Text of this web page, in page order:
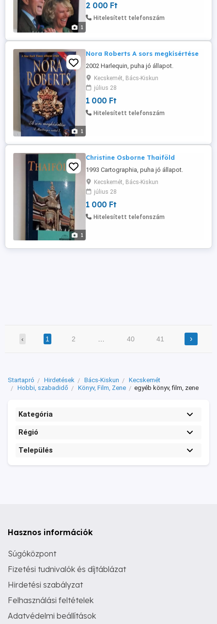
1
2 000 Ft
Hitelesített telefonszám
1
Nora Roberts A sors megkísértése
2002 Harlequin, puha jó állapot.
Kecskemét, Bács-Kiskun
július 28
1 000 Ft
Hitelesített telefonszám
1
Christine Osborne Thaiföld
1993 Cartographia, puha jó állapot.
Kecskemét, Bács-Kiskun
július 28
1 000 Ft
Hitelesített telefonszám
‹ 1 2 40 41 ›
Startapró Hirdetések Bács-Kiskun
Kecskemét
Hobbi, szabadidő
Könyv, Film, Zene egyéb könyv, film, zene
Kategória
Régió
Település
Hasznos információk
Súgóközpont
Fizetési tudnivalók és díjtáblázat
Hirdetési szabályzat
Felhasználási feltételek
Adatvédelmi beállítások